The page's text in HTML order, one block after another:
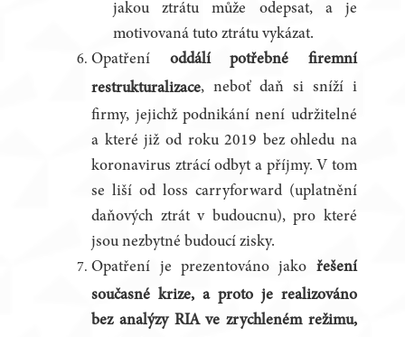
jakou ztrátu může odepsat, a je
motivovaná tuto ztrátu vykázat.
Opatření oddálí potřebné firemní
restrukturalizace, neboť daň si sníží i
firmy, jejichž podnikání není udržitelné
a které již od roku 2019 bez ohledu na
koronavirus ztrácí odbyt a příjmy. V tom
se liší od loss carryforward (uplatnění
daňových ztrát v budoucnu), pro které
jsou nezbytné budoucí zisky.
Opatření je prezentováno jako řešení
současné krize, a proto je realizováno
bez analýzy RIA ve zrychleném režimu,